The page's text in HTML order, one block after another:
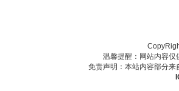
温馨提醒：网站内容仅
免责声明：本站内容部分来